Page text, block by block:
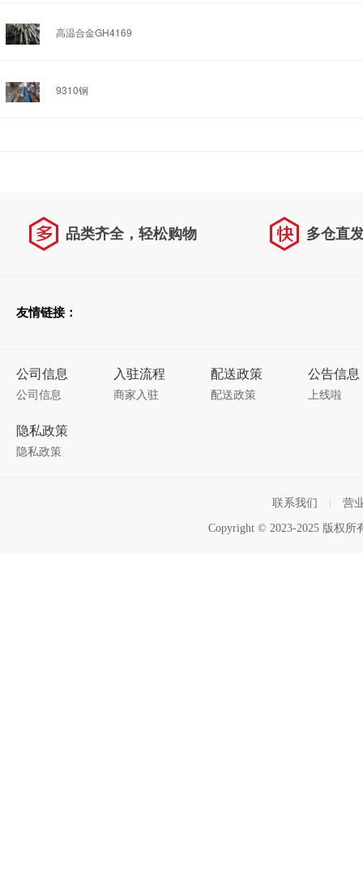
高温合金GH4169
9310钢
品类齐全，轻松购物 多仓直
友情链接：
公司信息
公司信息
入驻流程
商家入驻
配送政策
配送政策
公告信息
上线啦
隐私政策
隐私政策
联系我们 营
Copyright © 2023-2025 版权所